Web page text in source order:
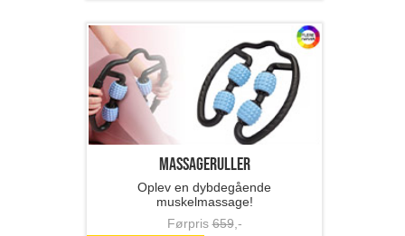
Massageruller
Oplev en dybdegående
muskelmassage!
Førpris659,-